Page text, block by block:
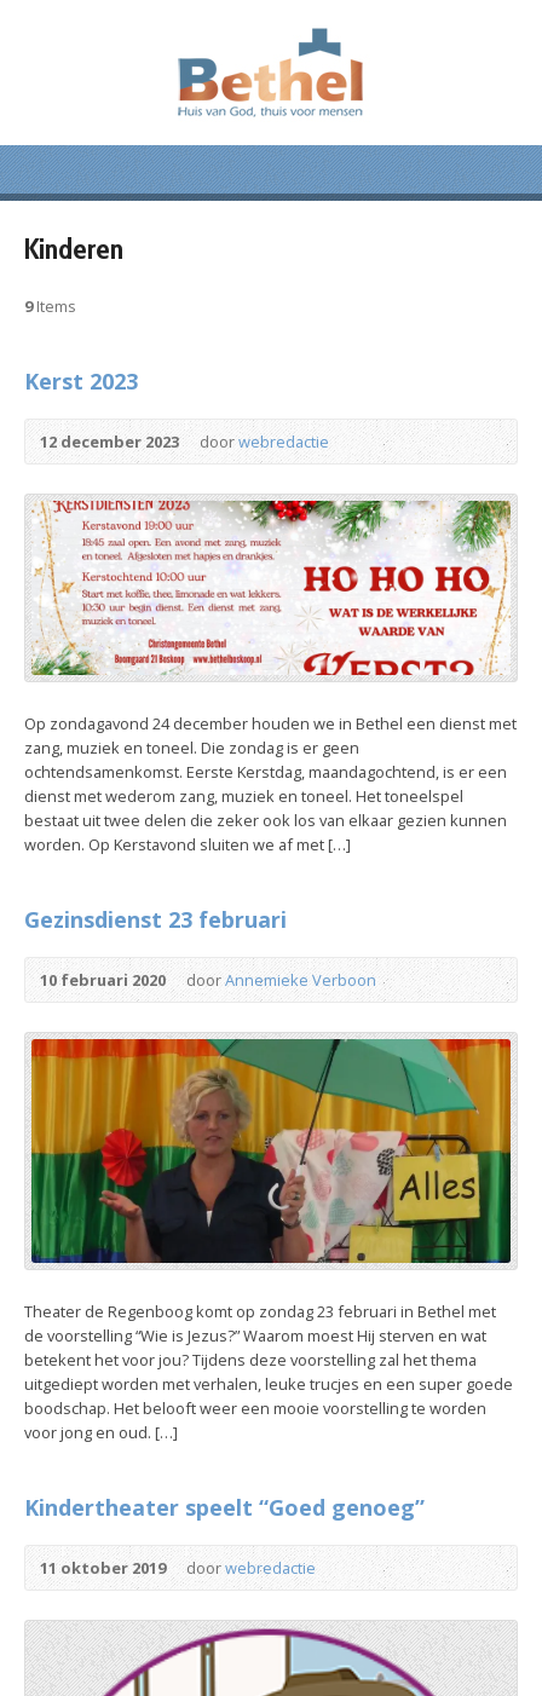
Kinderen
9Items
Kerst 2023
12 december 2023 doorwebredactie
Op zondagavond 24 december houden we in Bethel een dienst met
zang, muziek en toneel. Die zondag is er geen
ochtendsamenkomst. Eerste Kerstdag, maandagochtend, is er een
dienst met wederom zang, muziek en toneel. Het toneelspel
bestaat uit twee delen die zeker ook los van elkaar gezien kunnen
worden. Op Kerstavond sluiten we af met […]
Gezinsdienst 23 februari
10 februari 2020 doorAnnemieke Verboon
Theater de Regenboog komt op zondag 23 februari in Bethel met
de voorstelling “Wie is Jezus?” Waarom moest Hij sterven en wat
betekent het voor jou? Tijdens deze voorstelling zal het thema
uitgediept worden met verhalen, leuke trucjes en een super goede
boodschap. Het belooft weer een mooie voorstelling te worden
voor jong en oud. […]
Kindertheater speelt “Goed genoeg”
11 oktober 2019 doorwebredactie